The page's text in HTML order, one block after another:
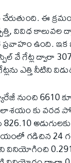
ఈ
వివిధ కాలువల
ప్రవాహం ఉంది.
వే గేట్ల ద్వారా
ఎత్తి నీటిని
6610
జలాశయం కు
826.10
గడిచిన 24
వినియోగించి